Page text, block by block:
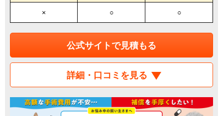
× ○ ○
公式サイトで見積もる
詳細・口コミを見る